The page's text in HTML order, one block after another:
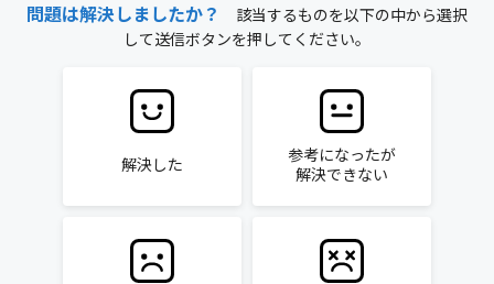
問題は解決しましたか？
該当するものを以下の中から選択
して送信ボタンを押してください。
解決した
参考になったが
解決できない